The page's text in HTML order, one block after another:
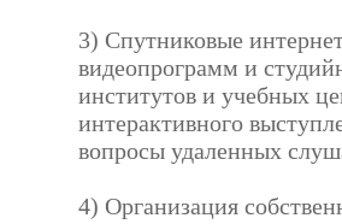
3) Спутниковые
видеопрограмм и
институтов и учебных
интерактивного
вопросы удаленных
4) Организация